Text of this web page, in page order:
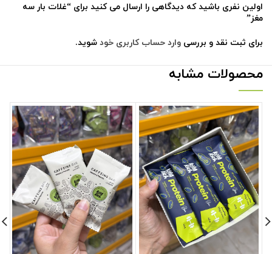
اولین نفری باشید که دیدگاهی را ارسال می کنید برای “غلات بار سه
مغز”
برای ثبت نقد و بررسی وارد حساب کاربری خود شوید.
محصولات مشابه